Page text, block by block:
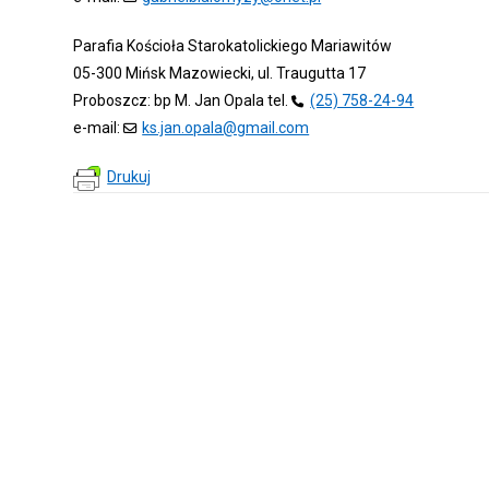
Parafia Kościoła Starokatolickiego Mariawitów
05-300 Mińsk Mazowiecki, ul. Traugutta 17
Proboszcz: bp M. Jan Opala tel.
(25) 758-24-94
e-mail:
ks.jan.opala@gmail.com
Drukuj